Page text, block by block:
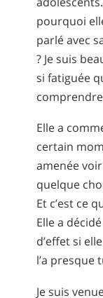
pourquoi
parlé avec
? Je suis
si fatiguée
Elle a
certain
amenée
quelque
Et c’est ce
Elle a
d’effet si
l’a presque
Je suis